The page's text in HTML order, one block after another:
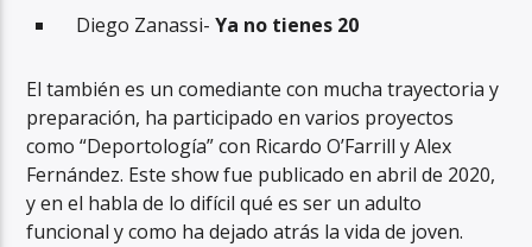
Diego Zanassi-Ya no tienes 20
El también es un comediante con mucha trayectoria y
preparación, ha participado en varios proyectos
como “Deportología” con Ricardo O’Farrill y Alex
Fernández. Este show fue publicado en abril de 2020,
y en el habla de lo difícil qué es ser un adulto
funcional y como ha dejado atrás la vida de joven.